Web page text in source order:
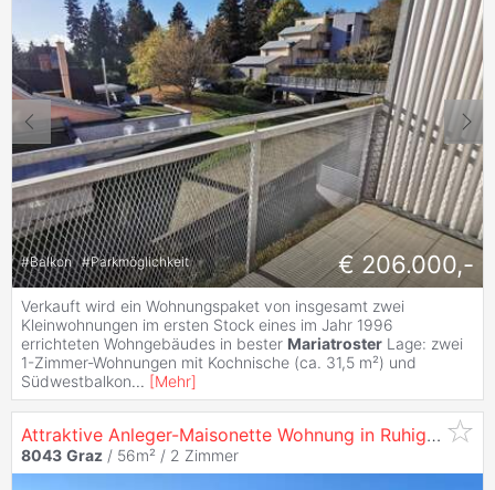
#Balkon #Parkmöglichkeit € 206.000,-
Verkauft wird ein Wohnungspaket von insgesamt zwei
Kleinwohnungen im ersten Stock eines im Jahr 1996
errichteten Wohngebäudes in bester Mariatroster Lage: zwei
1-Zimmer-Wohnungen mit Kochnische (ca. 31,5 m²) und
Südwestbalkon... [Mehr]
Attraktive Anleger-Maisonette Wohnung in Ruhiger Innenhoflage mit Langfristigem Ertrag -
8043 Graz / 56m² / 2 Zimmer